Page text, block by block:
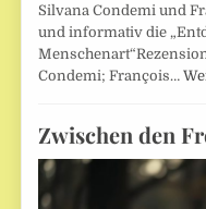
Silvana Condemi und
und informativ die
Condemi; François…
Zwischen den